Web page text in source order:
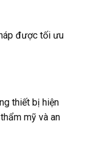
được tối ưu
thiết bị hiện
mỹ và an